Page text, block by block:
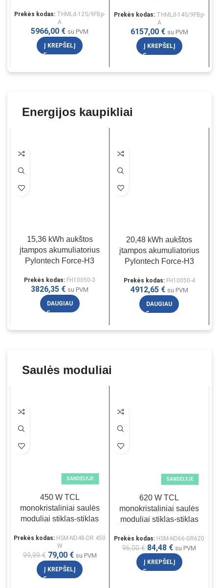
Prekės kodas: THMLd-12S/9FBp-
A
5966,00 € su PVM
Į KREPŠELĮ
Prekės kodas: THMLd-14S/9FBp-
A
6157,00 € su PVM
Į KREPŠELĮ
Energijos kaupikliai
15,36 kWh aukštos
įtampos akumuliatorius
Pylontech Force-H3
Prekės kodas: FH10050-3
3826,35 € su PVM
DAUGIAU
20,48 kWh aukštos
įtampos akumuliatorius
Pylontech Force-H3
Prekės kodas: FH10050-4
4912,65 € su PVM
DAUGIAU
Saulės moduliai
SANDĖLYJE
450 W TCL
monokristaliniai saulės
moduliai stiklas-stiklas
Prekės kodas: HSM-ND48-DR 450
W
99,99€ 79,00 € su PVM
Į KREPŠELĮ
SANDĖLYJE
620 W TCL
monokristaliniai saulės
moduliai stiklas-stiklas
Prekės kodas: HSM-ND66-GR620
96,00€ 84,48 € su PVM
Į KREPŠELĮ